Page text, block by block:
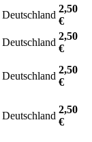
Deutschland
2,50
€
Deutschland
2,50
€
Deutschland
2,50
€
Deutschland
2,50
€